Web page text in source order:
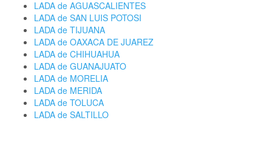
LADA de AGUASCALIENTES
LADA de SAN LUIS POTOSI
LADA de TIJUANA
LADA de OAXACA DE JUAREZ
LADA de CHIHUAHUA
LADA de GUANAJUATO
LADA de MORELIA
LADA de MERIDA
LADA de TOLUCA
LADA de SALTILLO